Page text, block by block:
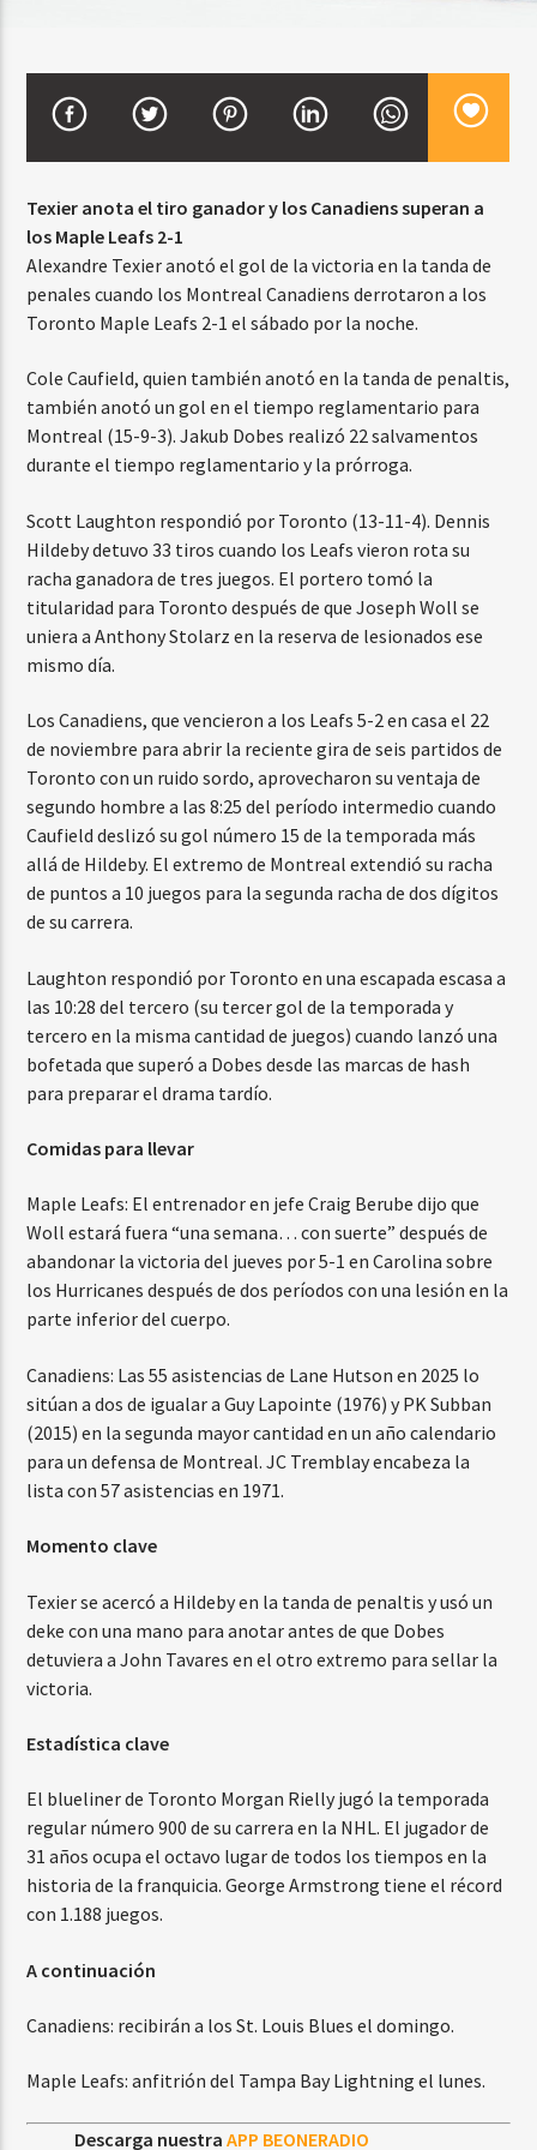
CURRENT SHOW
DJ MIX
12:00 AM 2:00 AM
Beone Radio
Texier anota el tiro ganador y los Canadiens superan a
los Maple Leafs 2-1
Alexandre Texier anotó el gol de la victoria en la tanda de
penales cuando los Montreal Canadiens derrotaron a los
Toronto Maple Leafs 2-1 el sábado por la noche.
Cole Caufield, quien también anotó en la tanda de penaltis,
también anotó un gol en el tiempo reglamentario para
Montreal (15-9-3). Jakub Dobes realizó 22 salvamentos
durante el tiempo reglamentario y la prórroga.
Scott Laughton respondió por Toronto (13-11-4). Dennis
Hildeby detuvo 33 tiros cuando los Leafs vieron rota su
racha ganadora de tres juegos. El portero tomó la
titularidad para Toronto después de que Joseph Woll se
uniera a Anthony Stolarz en la reserva de lesionados ese
mismo día.
Los Canadiens, que vencieron a los Leafs 5-2 en casa el 22
de noviembre para abrir la reciente gira de seis partidos de
Toronto con un ruido sordo, aprovecharon su ventaja de
segundo hombre a las 8:25 del período intermedio cuando
Caufield deslizó su gol número 15 de la temporada más
allá de Hildeby. El extremo de Montreal extendió su racha
de puntos a 10 juegos para la segunda racha de dos dígitos
de su carrera.
Laughton respondió por Toronto en una escapada escasa a
las 10:28 del tercero (su tercer gol de la temporada y
tercero en la misma cantidad de juegos) cuando lanzó una
bofetada que superó a Dobes desde las marcas de hash
para preparar el drama tardío.
Comidas para llevar
Maple Leafs: El entrenador en jefe Craig Berube dijo que
Woll estará fuera “una semana… con suerte” después de
abandonar la victoria del jueves por 5-1 en Carolina sobre
los Hurricanes después de dos períodos con una lesión en la
parte inferior del cuerpo.
Canadiens: Las 55 asistencias de Lane Hutson en 2025 lo
sitúan a dos de igualar a Guy Lapointe (1976) y PK Subban
(2015) en la segunda mayor cantidad en un año calendario
para un defensa de Montreal. JC Tremblay encabeza la
lista con 57 asistencias en 1971.
Momento clave
Texier se acercó a Hildeby en la tanda de penaltis y usó un
deke con una mano para anotar antes de que Dobes
detuviera a John Tavares en el otro extremo para sellar la
victoria.
Estadística clave
El blueliner de Toronto Morgan Rielly jugó la temporada
regular número 900 de su carrera en la NHL. El jugador de
31 años ocupa el octavo lugar de todos los tiempos en la
historia de la franquicia. George Armstrong tiene el récord
con 1.188 juegos.
A continuación
Canadiens: recibirán a los St. Louis Blues el domingo.
Maple Leafs: anfitrión del Tampa Bay Lightning el lunes.
Descarga nuestraAPP BEONERADIO